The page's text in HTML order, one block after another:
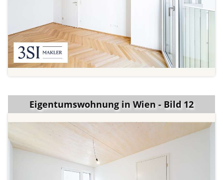
Eigentumswohnung in Wien - Bild 12